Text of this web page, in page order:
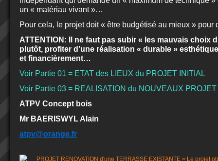
un « matériau vivant »…
Pour cela, le projet doit « être budgétisé au mieux » pour
ATTENTION: Il ne faut pas subir « les mauvais choix
plutôt, profiter d’une réalisation « durable »
et financièrement…
Voir Partie 01 = ETAT des LIEUX du PROJET INITIAL
Voir Partie 03 = REALISATION du NOUVEAUX PROJET
ATPV Concept bois
Mr BAERISWYL Alain
atpv@orange.fr